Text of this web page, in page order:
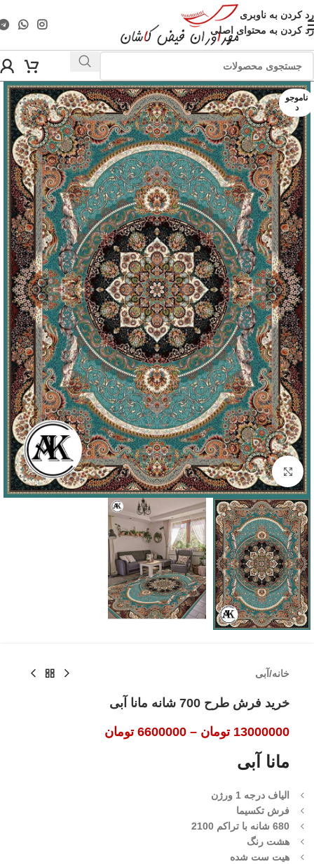
رد کردن به ناوبری
رد کردن به محتوای اصلی
ناموجو
د
بزرگنمایی تصویر
خانه/ آبی
خرید فرش طرح 700 شانه مانا آبی
13000000 تومان –
6600000 تومان
مانا آبی
الیاف درجه 1 ورژن
فرش تکسیما
680 شانه با تراکم 2100
هشت رنگ
هیت ست شده